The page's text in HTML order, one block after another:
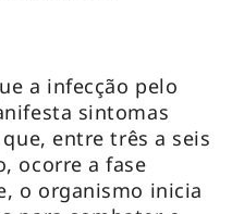
a infecção pelo
sintomas
entre três a seis
ocorre a fase
o organismo inicia